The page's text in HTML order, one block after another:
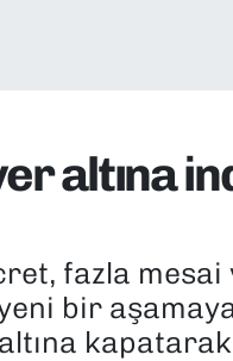
altına
fazla mesai
bir aşamaya
kapatarak